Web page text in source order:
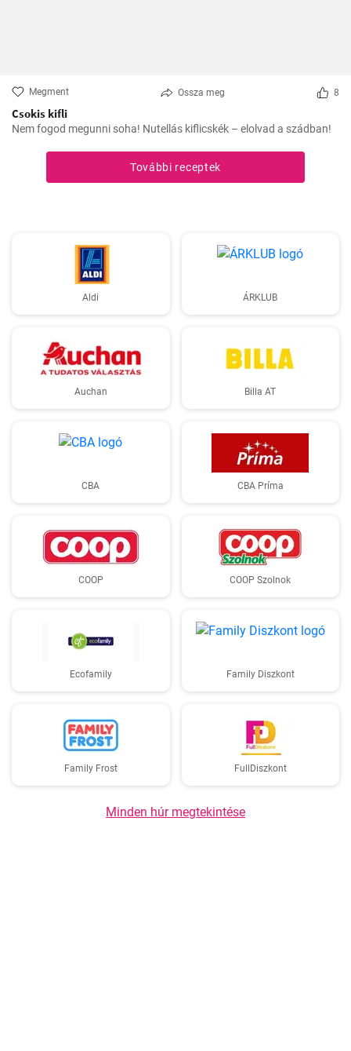
Megment Ossza meg 8
Csokis kifli
Nem fogod megunni soha! Nutellás kiflicskék – elolvad a szádban!
További receptek
Aldi ÁRKLUB
Auchan Billa AT
CBA CBA Príma
COOP COOP Szolnok
Ecofamily Family Diszkont
Family Frost FullDiszkont
Minden húr megtekintése